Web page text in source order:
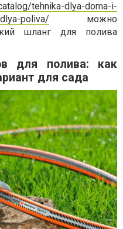
tehnika-dlya-doma-i-
poliva/ можно
шланг для полива
для полива: как
для сада